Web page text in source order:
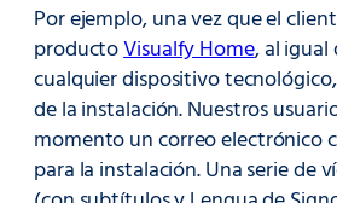
Por ejemplo, una vez que el
productoVisualfy Home, al igual
cualquier dispositivo
de la instalación. Nuestros
momento un correo electrónico
para la instalación. Una serie de